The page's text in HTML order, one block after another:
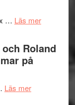
–
Delvis
bortom
terräng
… Läs merom
–
Roland
på
Läs merom